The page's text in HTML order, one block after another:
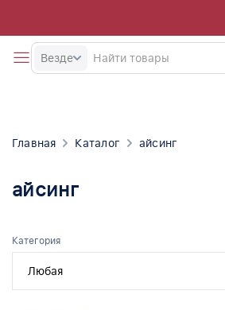
Везде
Главная Каталог айсинг
айсинг
Категория